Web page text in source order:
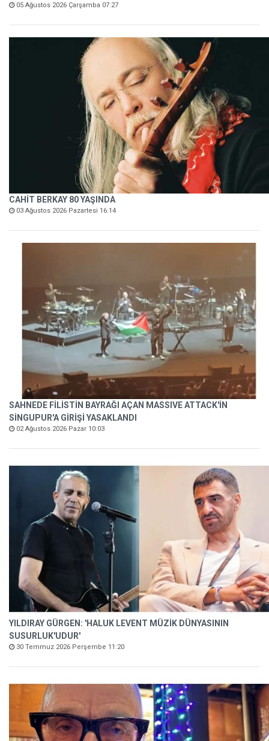
05 Ağustos 2026 Çarşamba 07:27
CAHİT BERKAY 80 YAŞINDA
03 Ağustos 2026 Pazartesi 16:14
SAHNEDE FİLİSTİN BAYRAĞI AÇAN MASSIVE ATTACK'İN
SİNGUPUR'A GİRİŞİ YASAKLANDI
02 Ağustos 2026 Pazar 10:03
YILDIRAY GÜRGEN: 'HALUK LEVENT MÜZİK DÜNYASININ
SUSURLUK'UDUR'
30 Temmuz 2026 Perşembe 11:20